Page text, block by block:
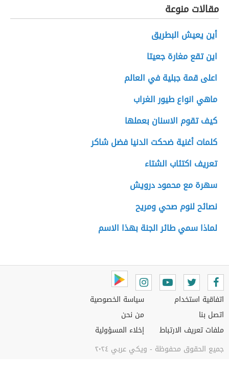
مقالات منوعة
أين يعيش البطريق
اين تقع مغارة جعيتا
اعلى قمة جبلية في العالم
ماهي انواع طيور الغراب
كيف تقوم الاسنان بعملها
كلمات أغنية ضحكت الدنيا فضل شاكر
تعريف اكتئاب الشتاء
سهرة مع محمود درويش
نصائح لنوم صحي ومريح
لماذا سمي طائر الجنة بهذا الاسم
اتفاقية استخدام
اتصل بنا
ملفات تعريف الارتباط
سياسة الخصوصية
من نحن
إخلاء المسؤولية
جميع الحقوق محفوظة - ويكي عربي ٢٠٢٤